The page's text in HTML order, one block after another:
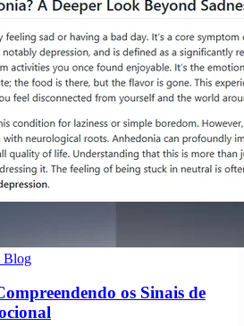
Blog
os Sinais de